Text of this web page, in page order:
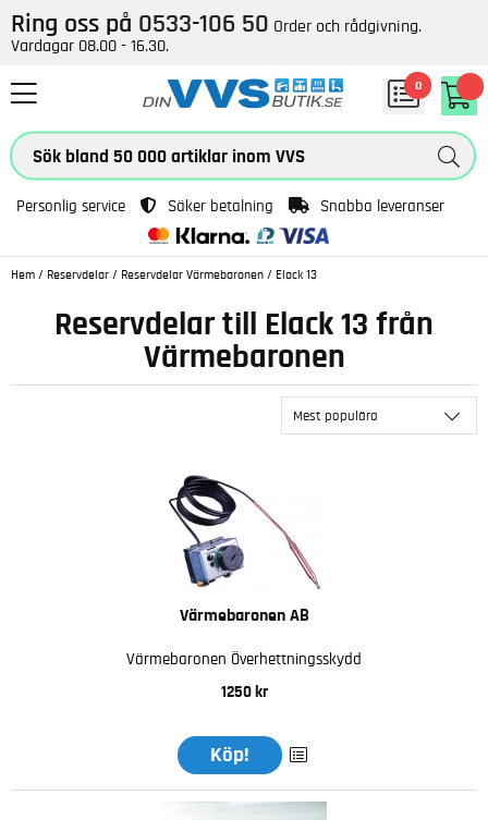
Ring oss på 0533-106 50 Order och rådgivning.
Vardagar 08.00 - 16.30.
0
Personlig service Säker betalning Snabba leveranser
Hem / Reservdelar / Reservdelar Värmebaronen / Elack 13
Reservdelar till Elack 13 från
Värmebaronen
Mest populära
Värmebaronen AB
Värmebaronen Överhettningsskydd
1250 kr
Köp!